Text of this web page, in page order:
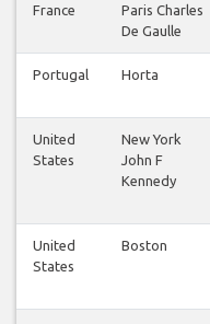
France
Paris Charles
De Gaulle
Portugal Horta
United
States
New York
John F
Kennedy
United
States
Boston